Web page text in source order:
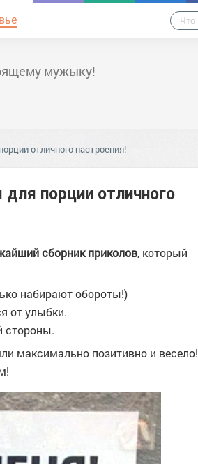
мужыку!
отличного настроения!
порции отличного
сборник приколов, который
набирают обороты!)
от улыбки.
стороны.
максимально позитивно и весело!